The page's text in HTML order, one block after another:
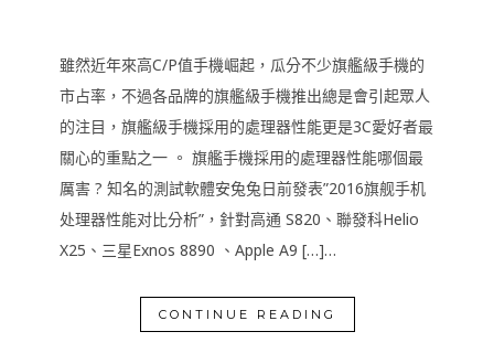
雖然近年來高C/P值手機崛起，瓜分不少旗艦級手機的
市占率，不過各品牌的旗艦級手機推出總是會引起眾人
的注目，旗艦級手機採用的處理器性能更是3C愛好者最
關心的重點之一 。 旗艦手機採用的處理器性能哪個最
厲害 ? 知名的測試軟體安兔兔日前發表”2016旗舰手机
处理器性能对比分析”，針對高通 S820、聯發科Helio
X25、三星Exnos 8890 、Apple A9 […]…
CONTINUE READING